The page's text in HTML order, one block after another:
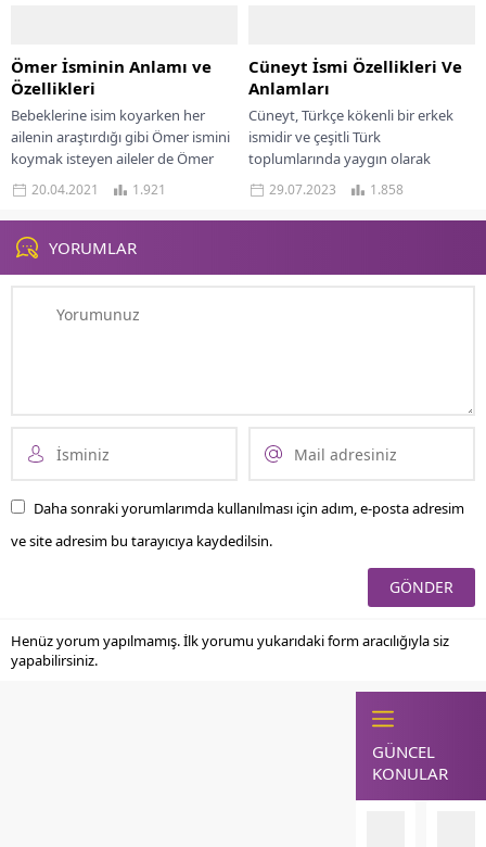
Ömer İsminin Anlamı ve
Özellikleri
Bebeklerine isim koyarken her
ailenin araştırdığı gibi Ömer ismini
koymak isteyen aileler de Ömer
isminin anlamı ve özellikleri
araştırmaktadır. Fakat...
20.04.2021 1.921
Cüneyt İsmi Özellikleri Ve
Anlamları
Cüneyt, Türkçe kökenli bir erkek
ismidir ve çeşitli Türk
toplumlarında yaygın olarak
kullanılmaktadır. Bu isim, Türk
kültürü ve tarihine köklü...
29.07.2023 1.858
YORUMLAR
Daha sonraki yorumlarımda kullanılması için adım, e-posta adresim
ve site adresim bu tarayıcıya kaydedilsin.
Henüz yorum yapılmamış. İlk yorumu yukarıdaki form aracılığıyla siz
yapabilirsiniz.
GÜNCEL
KONULAR